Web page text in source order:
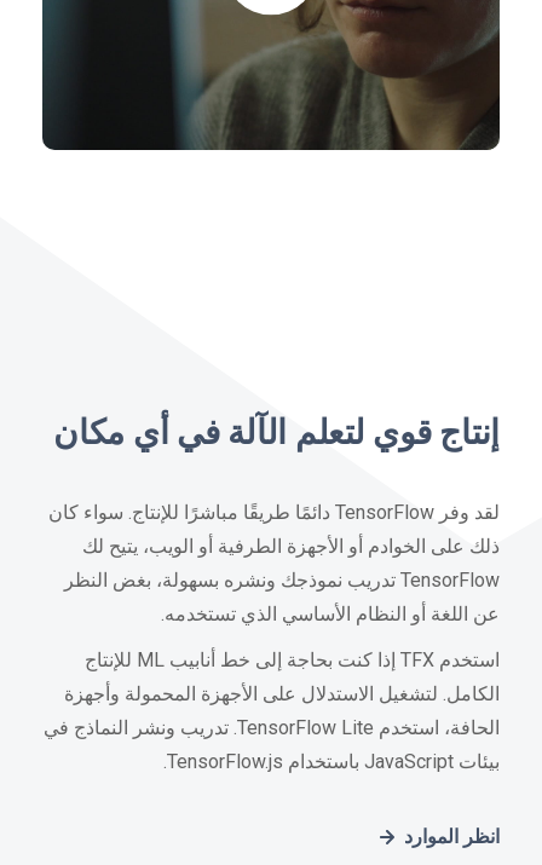
إنتاج قوي لتعلم الآلة في أي مكان
لقد وفر TensorFlow دائمًا طريقًا مباشرًا للإنتاج. سواء كان
ذلك على الخوادم أو الأجهزة الطرفية أو الويب، يتيح لك
TensorFlow تدريب نموذجك ونشره بسهولة، بغض النظر
عن اللغة أو النظام الأساسي الذي تستخدمه.
استخدم TFX إذا كنت بحاجة إلى خط أنابيب ML للإنتاج
الكامل. لتشغيل الاستدلال على الأجهزة المحمولة وأجهزة
الحافة، استخدم TensorFlow Lite. تدريب ونشر النماذج في
بيئات JavaScript باستخدام TensorFlow.js.
انظر الموارد